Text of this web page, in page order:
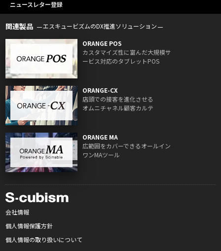
ニュースレター登録
関連製品 エスキュービズムのDX推進ソリューション
ORANGE POS
カスタマイズ性に富んだ大規模サ
ービス対応のタブレットPOS
ORANGE-CX
店頭での接客を進化させる
オムニチャネル顧客カルテ
ORANGE MA
広範囲をカバーできるオールイン
ワンMAツール
会社情報
個人情報保護方針
個人情報の取り扱いについて